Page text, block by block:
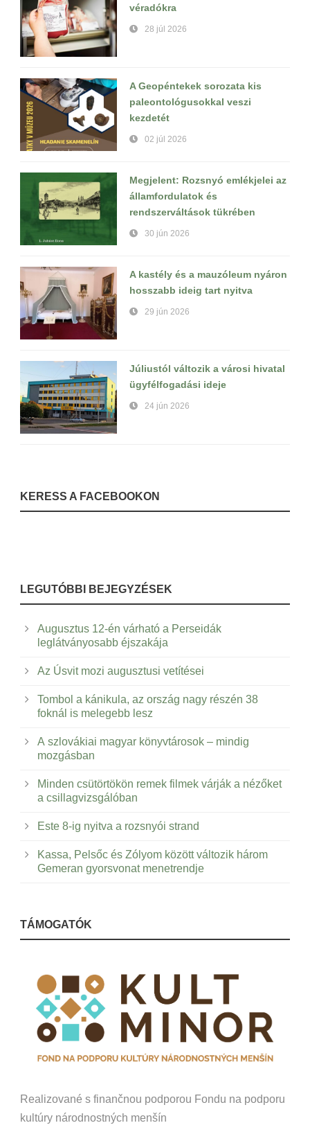
véradókra
28 júl 2026
A Geopéntekek sorozata kis
paleontológusokkal veszi
kezdetét
02 júl 2026
Megjelent: Rozsnyó emlékjelei az
államfordulatok és
rendszerváltások tükrében
30 jún 2026
A kastély és a mauzóleum nyáron
hosszabb ideig tart nyitva
29 jún 2026
Júliustól változik a városi hivatal
ügyfélfogadási ideje
24 jún 2026
KERESS A FACEBOOKON
LEGUTÓBBI BEJEGYZÉSEK
Augusztus 12-én várható a Perseidák
leglátványosabb éjszakája
Az Úsvit mozi augusztusi vetítései
Tombol a kánikula, az ország nagy részén 38
foknál is melegebb lesz
A szlovákiai magyar könyvtárosok – mindig
mozgásban
Minden csütörtökön remek filmek várják a nézőket
a csillagvizsgálóban
Este 8-ig nyitva a rozsnyói strand
Kassa, Pelsőc és Zólyom között változik három
Gemeran gyorsvonat menetrendje
TÁMOGATÓK
Realizované s finančnou podporou Fondu na podporu
kultúry národnostných menšín